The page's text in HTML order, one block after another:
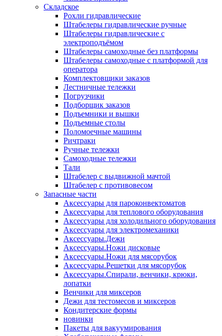
Складское
Рохли гидравлические
Штабелеры гидравлические ручные
Штабелеры гидравлические с
электроподъёмом
Штабелеры самоходные без платформы
Штабелеры самоходные с платформой для
оператора
Комплектовщики заказов
Лестничные тележки
Погрузчики
Подборщик заказов
Подъемники и вышки
Подъемные столы
Поломоечные машины
Ричтраки
Ручные тележки
Самоходные тележки
Тали
Штабелер с выдвижной мачтой
Штабелер с противовесом
Запасные части
Аксессуары для пароконвектоматов
Аксессуары для теплового оборудования
Аксессуары для холодильного оборудования
Аксессуары для электромеханики
Аксессуары.Дежи
Аксессуары.Ножи дисковые
Аксессуары.Ножи для мясорубок
Аксессуары.Решетки для мясорубок
Аксессуары.Спирали, венчики, крюки,
лопатки
Венчики для миксеров
Дежи для тестомесов и миксеров
Кондитерские формы
новинки
Пакеты для вакуумирования